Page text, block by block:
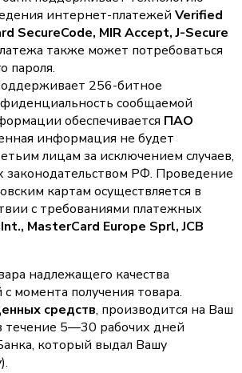
интернет-платежей Verified
SecureCode, MIR Accept, J-Secure
также может потребоваться
пароля.
256-битное
сообщаемой
обеспечивается ПАО
информация не будет
лицам за исключением случаев,
законодательством РФ. Проведение
картам осуществляется в
с требованиями платежных
MasterCard Europe Sprl, JCB
надлежащего качества
с момента получения товара.
средств, производится на Ваш
течение 5—30 рабочих дней
который выдал Вашу